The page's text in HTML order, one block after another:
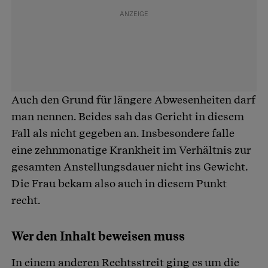
Auch den Grund für längere Abwesenheiten darf
man nennen. Beides sah das Gericht in diesem
Fall als nicht gegeben an. Insbesondere falle
eine zehnmonatige Krankheit im Verhältnis zur
gesamten Anstellungsdauer nicht ins Gewicht.
Die Frau bekam also auch in diesem Punkt
recht.
Wer den Inhalt beweisen muss
In einem anderen Rechtsstreit ging es um die